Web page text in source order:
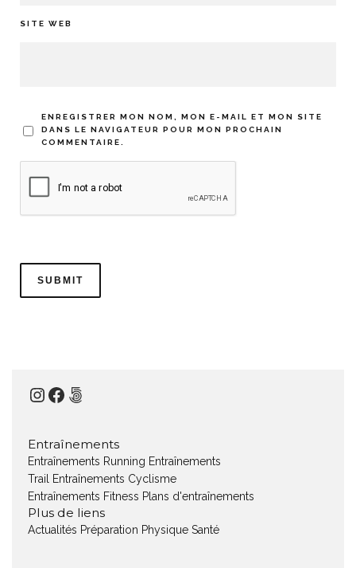
SITE WEB
ENREGISTRER MON NOM, MON E-MAIL ET MON SITE
DANS LE NAVIGATEUR POUR MON PROCHAIN
COMMENTAIRE.
Instagram
Facebook
500px
Entraînements
Entraînements Running Entraînements
Trail
Entraînements Cyclisme
Entraînements Fitness Plans d'entraînements
Plus de liens
Actualités Préparation Physique Santé